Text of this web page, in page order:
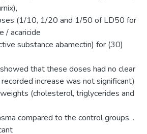
(1/10, 1/20 and 1/50 of LD50 for
/ acaricide
substance abamectin) for (30)
that these doses had no clear
increase was not significant)
(cholesterol, triglycerides and
compared to the control groups. .